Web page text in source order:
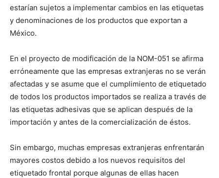
estarían sujetos a implementar cambios en las etiquetas
y denominaciones de los productos que exportan a
México.
En el proyecto de modificación de la NOM-051 se afirma
erróneamente que las empresas extranjeras no se verán
afectadas y se asume que el cumplimiento de etiquetado
de todos los productos importados se realiza a través de
las etiquetas adhesivas que se aplican después de la
importación y antes de la comercialización de éstos.
Sin embargo, muchas empresas extranjeras enfrentarán
mayores costos debido a los nuevos requisitos del
etiquetado frontal porque algunas de ellas hacen